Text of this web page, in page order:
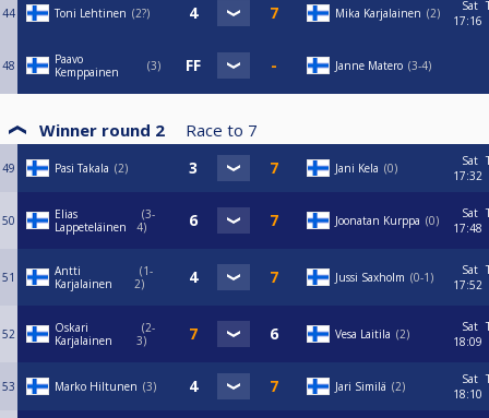
44 Toni Lehtinen 2? Mika Karjalainen 2
Sat
17:16
48
Paavo
Kemppainen
3 Janne Matero 3-4
Winner round 2 Race to 7
49 Pasi Takala 2 Jani Kela 0
Sat
17:32
50
Elias
Lappeteläinen
3-
4
Joonatan Kurppa 0
Sat
17:48
51
Antti
Karjalainen
1-
2
Jussi Saxholm 0-1
Sat
17:52
52
Oskari
Karjalainen
2-
3
Vesa Laitila 2
Sat
18:09
53 Marko Hiltunen 3 Jari Similä 2
Sat
18:10